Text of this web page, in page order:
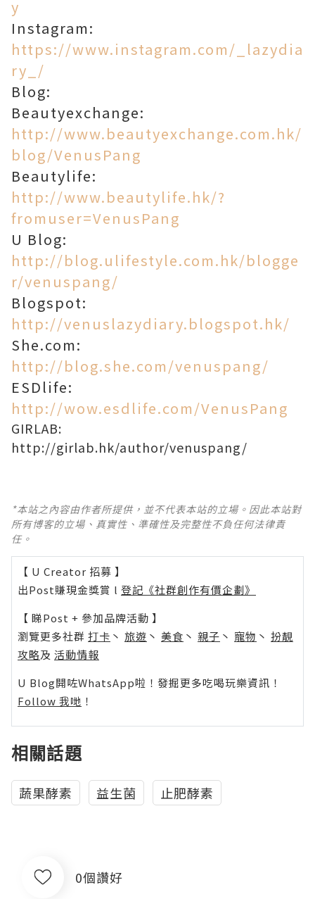
y
Instagram:
https://www.instagram.com/_lazydia
ry_/
Blog:
Beautyexchange:
http://www.beautyexchange.com.hk/
blog/VenusPang
Beautylife:
http://www.beautylife.hk/?
fromuser=VenusPang
U Blog:
http://blog.ulifestyle.com.hk/blogge
r/venuspang/
Blogspot:
http://venuslazydiary.blogspot.hk/
She.com:
http://blog.she.com/venuspang/
ESDlife:
http://wow.esdlife.com/VenusPang
GIRLAB:
http://girlab.hk/author/venuspang/
*本站之內容由作者所提供，並不代表本站的立場。因此本站對
所有博客的立場、真實性、準確性及完整性不負任何法律責
任。
【 U Creator 招募 】
出Post賺現金獎賞 l 登記《社群創作有價企劃》
【 睇Post + 參加品牌活動 】
瀏覽更多社群 打卡 丶 旅遊 丶 美食 丶 親子 丶 寵物 丶 扮靚
攻略及 活動情報
U Blog開咗WhatsApp啦！發掘更多吃喝玩樂資訊！
Follow 我哋 ！
相關話題
蔬果酵素 益生菌 止肥酵素
0個讚好